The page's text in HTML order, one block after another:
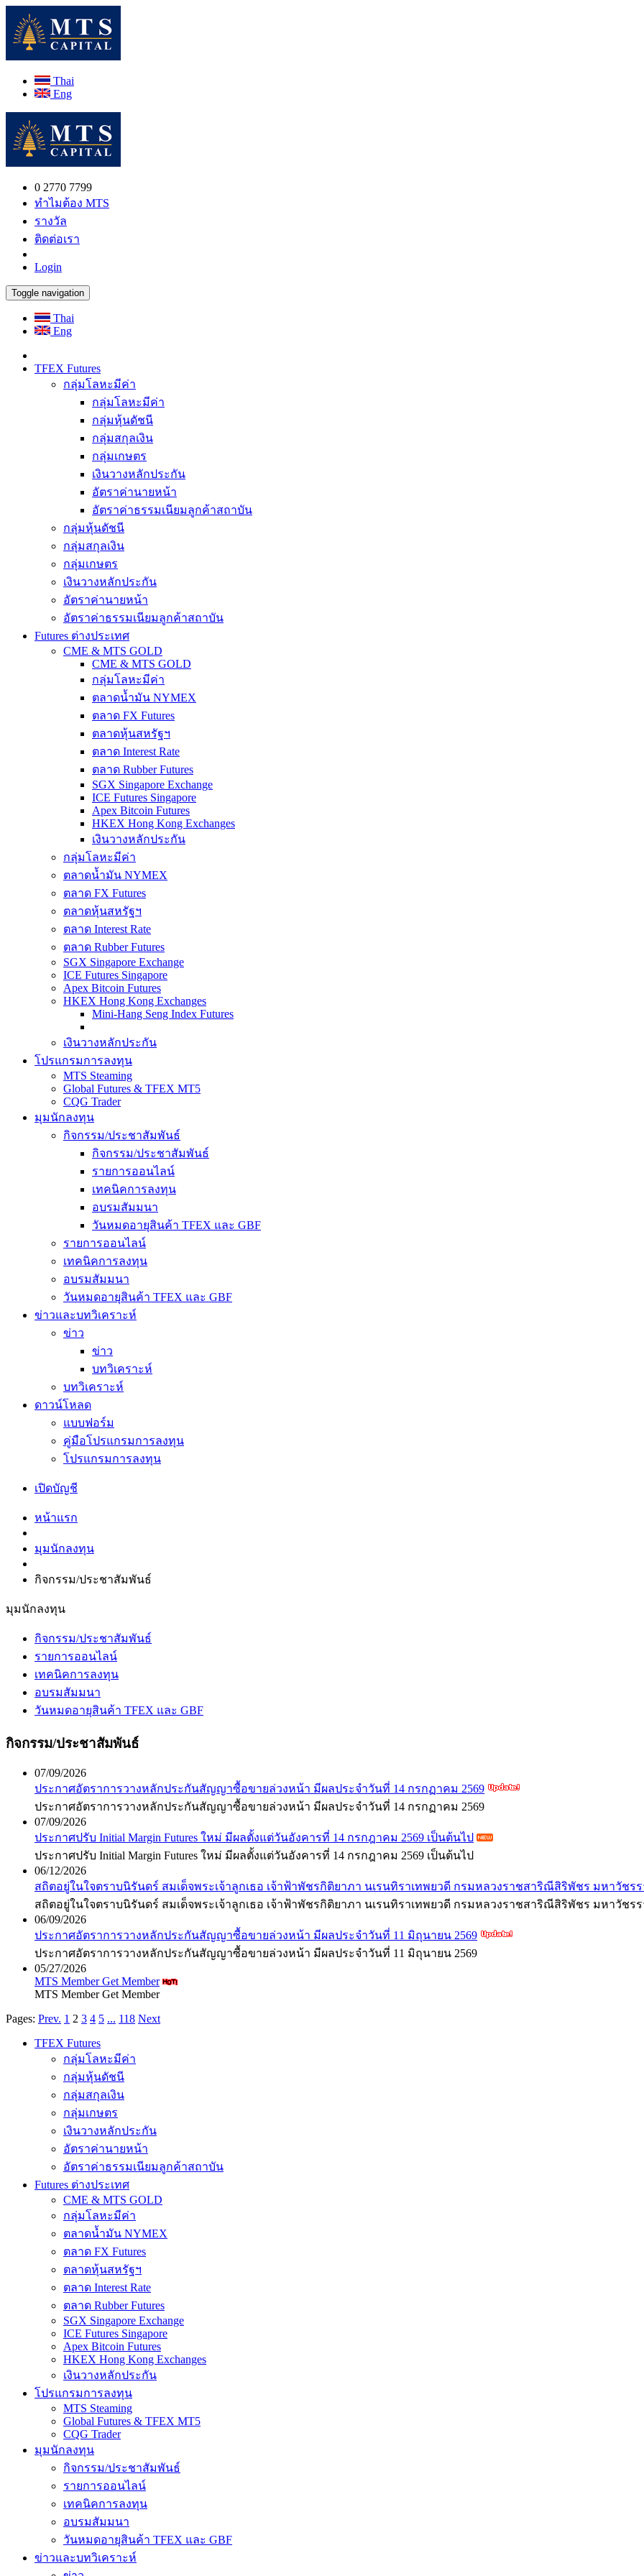
Thai
Eng
0 2770 7799
ทำไมต้อง MTS
รางวัล
ติดต่อเรา
Login
Toggle navigation
Thai
Eng
TFEX Futures
กลุ่มโลหะมีค่า
กลุ่มโลหะมีค่า
กลุ่มหุ้นดัชนี
กลุ่มสกุลเงิน
กลุ่มเกษตร
เงินวางหลักประกัน
อัตราค่านายหน้า
อัตราค่าธรรมเนียมลูกค้าสถาบัน
กลุ่มหุ้นดัชนี
กลุ่มสกุลเงิน
กลุ่มเกษตร
เงินวางหลักประกัน
อัตราค่านายหน้า
อัตราค่าธรรมเนียมลูกค้าสถาบัน
Futures ต่างประเทศ
CME & MTS GOLD
CME & MTS GOLD
กลุ่มโลหะมีค่า
ตลาดน้ำมัน NYMEX
ตลาด FX Futures
ตลาดหุ้นสหรัฐฯ
ตลาด Interest Rate
ตลาด Rubber Futures
SGX Singapore Exchange
ICE Futures Singapore
Apex Bitcoin Futures
HKEX Hong Kong Exchanges
เงินวางหลักประกัน
กลุ่มโลหะมีค่า
ตลาดน้ำมัน NYMEX
ตลาด FX Futures
ตลาดหุ้นสหรัฐฯ
ตลาด Interest Rate
ตลาด Rubber Futures
SGX Singapore Exchange
ICE Futures Singapore
Apex Bitcoin Futures
HKEX Hong Kong Exchanges
Mini-Hang Seng Index Futures
เงินวางหลักประกัน
โปรแกรมการลงทุน
MTS Steaming
Global Futures & TFEX MT5
CQG Trader
มุมนักลงทุน
กิจกรรม/ประชาสัมพันธ์
กิจกรรม/ประชาสัมพันธ์
รายการออนไลน์
เทคนิคการลงทุน
อบรมสัมมนา
วันหมดอายุสินค้า TFEX และ GBF
รายการออนไลน์
เทคนิคการลงทุน
อบรมสัมมนา
วันหมดอายุสินค้า TFEX และ GBF
ข่าวและบทวิเคราะห์
ข่าว
ข่าว
บทวิเคราะห์
บทวิเคราะห์
ดาวน์โหลด
แบบฟอร์ม
คู่มือโปรแกรมการลงทุน
โปรแกรมการลงทุน
เปิดบัญชี
หน้าแรก
มุมนักลงทุน
กิจกรรม/ประชาสัมพันธ์
มุมนักลงทุน
กิจกรรม/ประชาสัมพันธ์
รายการออนไลน์
เทคนิคการลงทุน
อบรมสัมมนา
วันหมดอายุสินค้า TFEX และ GBF
กิจกรรม/ประชาสัมพันธ์
07/09/2026
ประกาศอัตราการวางหลักประกันสัญญาซื้อขายล่วงหน้า มีผลประจำวันที่ 14 กรกฏาคม 2569
ประกาศอัตราการวางหลักประกันสัญญาซื้อขายล่วงหน้า มีผลประจำวันที่ 14 กรกฏาคม 2569
07/09/2026
ประกาศปรับ Initial Margin Futures ใหม่ มีผลตั้งแต่วันอังคารที่ 14 กรกฎาคม 2569 เป็นต้นไป
ประกาศปรับ Initial Margin Futures ใหม่ มีผลตั้งแต่วันอังคารที่ 14 กรกฎาคม 2569 เป็นต้นไป
06/12/2026
สถิตอยู่ในใจตราบนิรันดร์ สมเด็จพระเจ้าลูกเธอ เจ้าฟ้าพัชรกิติยาภา นเรนทิราเทพยวดี กรมหลวงราชสาริณีสิริพัชร มหาวัชร
สถิตอยู่ในใจตราบนิรันดร์ สมเด็จพระเจ้าลูกเธอ เจ้าฟ้าพัชรกิติยาภา นเรนทิราเทพยวดี กรมหลวงราชสาริณีสิริพัชร มหาวัชร
06/09/2026
ประกาศอัตราการวางหลักประกันสัญญาซื้อขายล่วงหน้า มีผลประจำวันที่ 11 มิถุนายน 2569
ประกาศอัตราการวางหลักประกันสัญญาซื้อขายล่วงหน้า มีผลประจำวันที่ 11 มิถุนายน 2569
05/27/2026
MTS Member Get Member
MTS Member Get Member
Pages: Prev. 1 2 3 4 5 ... 118 Next
TFEX Futures
กลุ่มโลหะมีค่า
กลุ่มหุ้นดัชนี
กลุ่มสกุลเงิน
กลุ่มเกษตร
เงินวางหลักประกัน
อัตราค่านายหน้า
อัตราค่าธรรมเนียมลูกค้าสถาบัน
Futures ต่างประเทศ
CME & MTS GOLD
กลุ่มโลหะมีค่า
ตลาดน้ำมัน NYMEX
ตลาด FX Futures
ตลาดหุ้นสหรัฐฯ
ตลาด Interest Rate
ตลาด Rubber Futures
SGX Singapore Exchange
ICE Futures Singapore
Apex Bitcoin Futures
HKEX Hong Kong Exchanges
เงินวางหลักประกัน
โปรแกรมการลงทุน
MTS Steaming
Global Futures & TFEX MT5
CQG Trader
มุมนักลงทุน
กิจกรรม/ประชาสัมพันธ์
รายการออนไลน์
เทคนิคการลงทุน
อบรมสัมมนา
วันหมดอายุสินค้า TFEX และ GBF
ข่าวและบทวิเคราะห์